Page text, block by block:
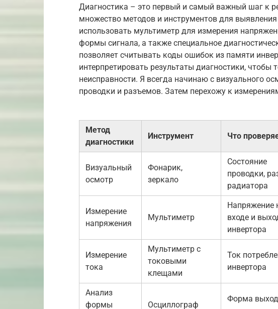
Диагностика – это первый и самый важный шаг к
множество методов и инструментов для
использовать мультиметр для измерения
формы сигнала, а также специальное
позволяет считывать коды ошибок из памяти
интерпретировать результаты диагностики, чтобы
неисправности. Я всегда начинаю с визуального
проводки и разъемов. Затем перехожу к
Метод
диагностики
Инструмент Что
Визуальный
осмотр
Фонарик,
зеркало
Состояние
проводки,
радиатора
Измерение
напряжения
Мультиметр
Напряжение
входе и
инвертора
Измерение
тока
Мультиметр с
токовыми
клещами
Ток
инвертора
Анализ
формы
Осциллограф
Форма